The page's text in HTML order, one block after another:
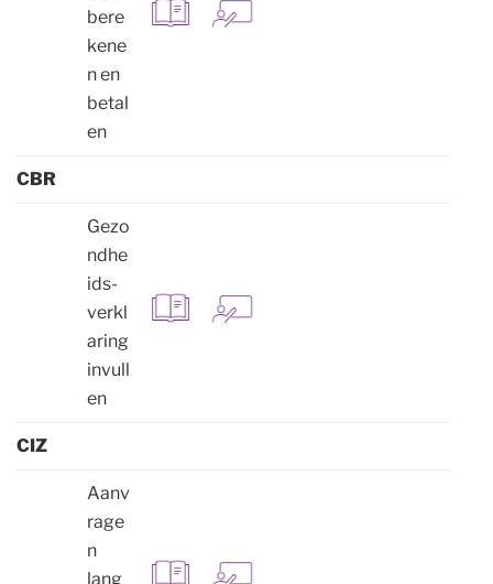
bere
kene
n en
betal
en
CBR
Gezo
ndhe
ids-
verkl
aring
invull
en
CIZ
Aanv
rage
n
lang